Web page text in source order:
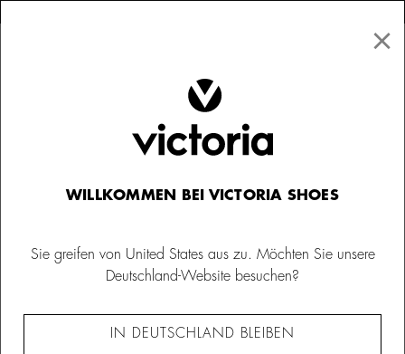
×
WILLKOMMEN BEI VICTORIA SHOES
Sie greifen von United States aus zu. Möchten Sie unsere
Deutschland-Website besuchen?
IN DEUTSCHLAND BLEIBEN